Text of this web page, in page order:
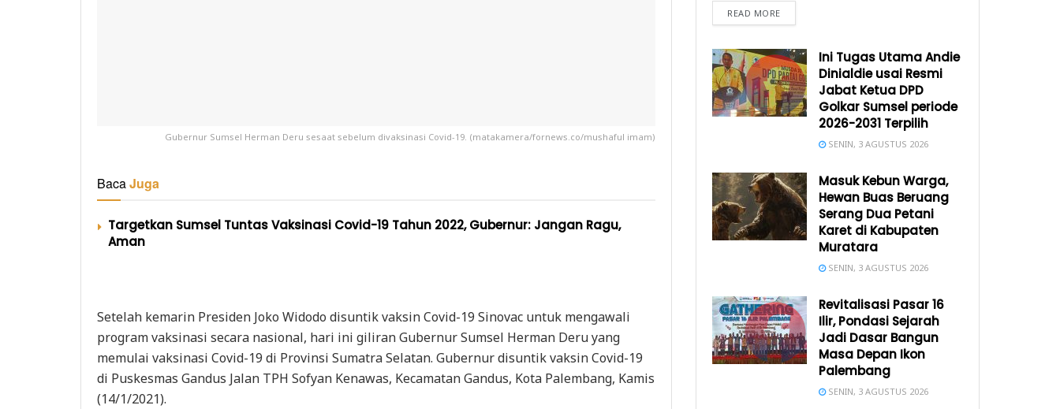
Gubernur Sumsel Herman Deru sesaat sebelum divaksinasi Covid-19. (matakamera/fornews.co/mushaful imam)
BacaJuga
Targetkan Sumsel Tuntas Vaksinasi Covid-19 Tahun 2022, Gubernur: Jangan Ragu,
Aman
Setelah kemarin Presiden Joko Widodo disuntik vaksin Covid-19 Sinovac untuk mengawali
program vaksinasi secara nasional, hari ini giliran Gubernur Sumsel Herman Deru yang
memulai vaksinasi Covid-19 di Provinsi Sumatra Selatan. Gubernur disuntik vaksin Covid-19
di Puskesmas Gandus Jalan TPH Sofyan Kenawas, Kecamatan Gandus, Kota Palembang, Kamis
(14/1/2021).
READ MORE
Ini Tugas Utama Andie
Dinialdie usai Resmi
Jabat Ketua DPD
Golkar Sumsel periode
2026-2031 Terpilih
SENIN, 3 AGUSTUS 2026
Masuk Kebun Warga,
Hewan Buas Beruang
Serang Dua Petani
Karet di Kabupaten
Muratara
SENIN, 3 AGUSTUS 2026
Revitalisasi Pasar 16
Ilir, Pondasi Sejarah
Jadi Dasar Bangun
Masa Depan Ikon
Palembang
SENIN, 3 AGUSTUS 2026